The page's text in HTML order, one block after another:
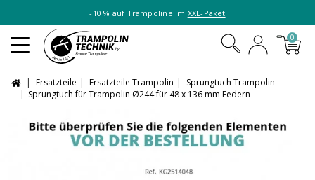
-10 % auf Trampoline imXXL-Paket
0
Ersatzteile Ersatzteile Trampolin
Sprungtuch Trampolin
Sprungtuch für Trampolin Ø244 für 48 x 136 mm Federn